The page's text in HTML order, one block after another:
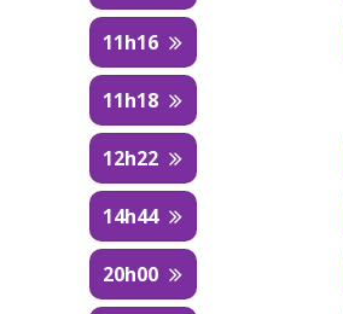
11h16
11h18
12h22
14h44
20h00